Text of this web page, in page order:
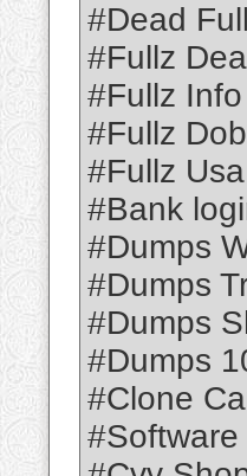
#Dead
#Fullz
#Fullz Info
#Fullz
#Fullz Usa
#Bank
#Dumps
#Dumps
#Dumps
#Dumps
#Clone
#Software